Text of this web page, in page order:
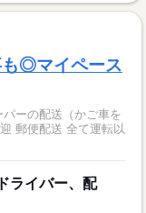
も◎マイペース
パーの配送（かご車を
郵便配送 全て運転以
ライバー、配